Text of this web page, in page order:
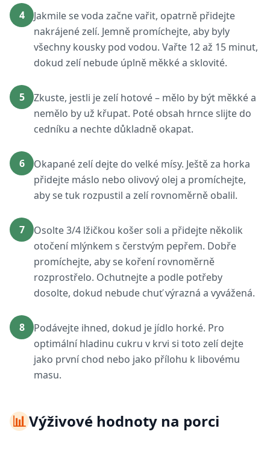
4
Jakmile se voda začne vařit, opatrně přidejte
nakrájené zelí. Jemně promíchejte, aby byly
všechny kousky pod vodou. Vařte 12 až 15 minut,
dokud zelí nebude úplně měkké a sklovité.
5
Zkuste, jestli je zelí hotové – mělo by být měkké a
nemělo by už křupat. Poté obsah hrnce slijte do
cedníku a nechte důkladně okapat.
6
Okapané zelí dejte do velké mísy. Ještě za horka
přidejte máslo nebo olivový olej a promíchejte,
aby se tuk rozpustil a zelí rovnoměrně obalil.
7
Osolte 3/4 lžičkou košer soli a přidejte několik
otočení mlýnkem s čerstvým pepřem. Dobře
promíchejte, aby se koření rovnoměrně
rozprostřelo. Ochutnejte a podle potřeby
dosolte, dokud nebude chuť výrazná a vyvážená.
8
Podávejte ihned, dokud je jídlo horké. Pro
optimální hladinu cukru v krvi si toto zelí dejte
jako první chod nebo jako přílohu k libovému
masu.
📊Výživové hodnoty na porci